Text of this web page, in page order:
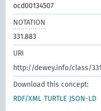
ocd00134507
NOTATION
331.883
URI
http://dewey.info/class/
Download this concept:
RDF/XML TURTLE JSON-LD